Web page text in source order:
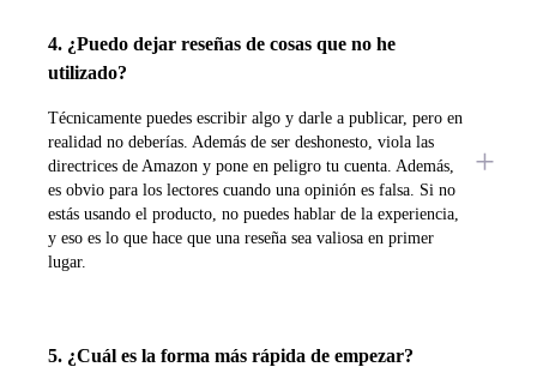
4. ¿Puedo dejar reseñas de cosas que no he
utilizado?
Técnicamente puedes escribir algo y darle a publicar, pero en
realidad no deberías. Además de ser deshonesto, viola las
directrices de Amazon y pone en peligro tu cuenta. Además,
es obvio para los lectores cuando una opinión es falsa. Si no
estás usando el producto, no puedes hablar de la experiencia,
y eso es lo que hace que una reseña sea valiosa en primer
lugar.
5. ¿Cuál es la forma más rápida de empezar?